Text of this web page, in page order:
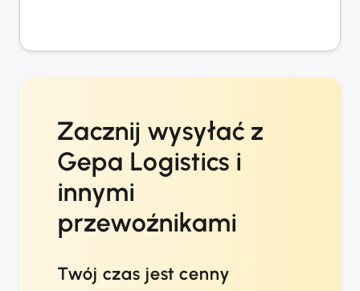
Zacznij wysyłać z
Gepa Logistics i
innymi
przewoźnikami
Twój czas jest cenny